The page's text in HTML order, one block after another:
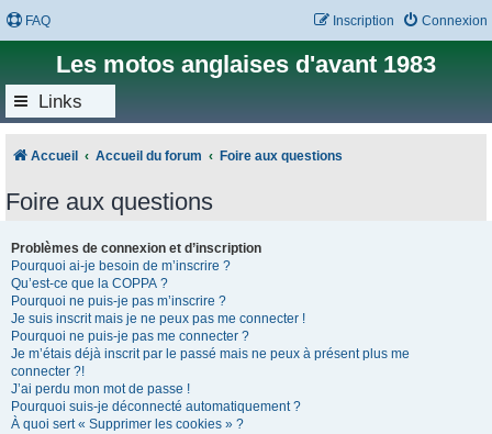
FAQ Connexion
Inscription
Les motos anglaises d'avant 1983
Links
Accueil Accueil du forum Foire aux questions
Foire aux questions
Problèmes de connexion et d’inscription
Pourquoi ai-je besoin de m’inscrire ?
Qu’est-ce que la COPPA ?
Pourquoi ne puis-je pas m’inscrire ?
Je suis inscrit mais je ne peux pas me connecter !
Pourquoi ne puis-je pas me connecter ?
Je m’étais déjà inscrit par le passé mais ne peux à présent plus me
connecter ?!
J’ai perdu mon mot de passe !
Pourquoi suis-je déconnecté automatiquement ?
À quoi sert « Supprimer les cookies » ?